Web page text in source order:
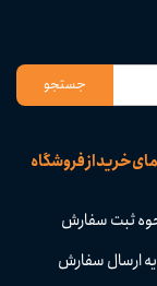
خرید از فروشگاه
ثبت سفارش
ارسال سفارش
جستجو